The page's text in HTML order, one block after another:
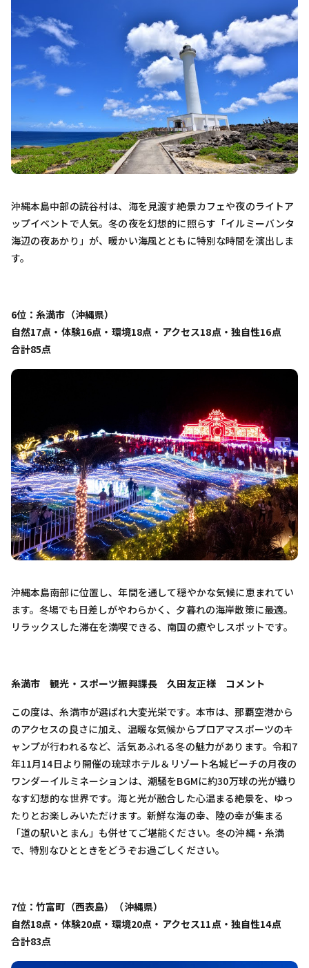
沖縄本島中部の読谷村は、海を見渡す絶景カフェや夜のライトア
ップイベントで人気。冬の夜を幻想的に照らす「イルミーバンタ
海辺の夜あかり」が、暖かい海風とともに特別な時間を演出しま
す。
6位：糸満市（沖縄県）
自然17点・体験16点・環境18点・アクセス18点・独自性16点
合計85点
沖縄本島南部に位置し、年間を通して穏やかな気候に恵まれてい
ます。冬場でも日差しがやわらかく、夕暮れの海岸散策に最適。
リラックスした滞在を満喫できる、南国の癒やしスポットです。
糸満市 観光・スポーツ振興課長 久田友正様 コメント
この度は、糸満市が選ばれ大変光栄です。本市は、那覇空港から
のアクセスの良さに加え、温暖な気候からプロアマスポーツのキ
ャンプが行われるなど、活気あふれる冬の魅力があります。令和7
年11月14日より開催の琉球ホテル＆リゾート名城ビーチの月夜の
ワンダーイルミネーションは、潮騒をBGMに約30万球の光が織り
なす幻想的な世界です。海と光が融合した心温まる絶景を、ゆっ
たりとお楽しみいただけます。新鮮な海の幸、陸の幸が集まる
「道の駅いとまん」も併せてご堪能ください。冬の沖縄・糸満
で、特別なひとときをどうぞお過ごしください。
7位：竹富町（西表島）（沖縄県）
自然18点・体験20点・環境20点・アクセス11点・独自性14点
合計83点